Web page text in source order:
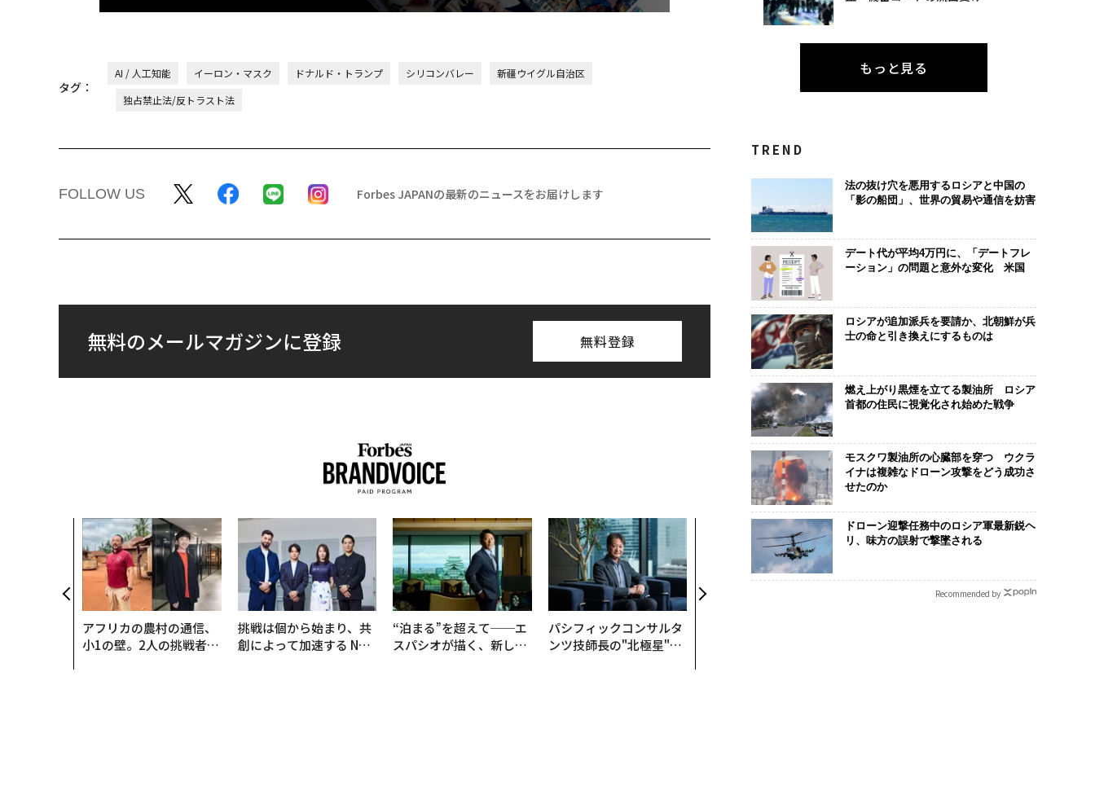
タグ：
AI / 人工知能 イーロン・マスク ドナルド・トランプ シリコンバレー
新疆ウイグル自治区
独占禁止法/反トラスト法
FOLLOW US Forbes JAPANの最新のニュースをお届けします
無料のメールマガジンに登録 無料登録
アフリカの農村の通信、
小1の壁。2人の挑戦者が
挑戦は個から始まり、共
創によって加速する NOR
“泊まる”を超えて──エ
スパシオが描く、新しい
パシフィックコンサルタ
ンツ技師長の"北極星"。
〜決断する人のAI〜AI時
代の金融パラダイムシフ
ト、「超個別化」の核心
【MUFG×ウェルスナビ
「誠実さ」は競争力にな
学
目先の転職で
支援とは
もっと見る
TREND
法の抜け穴を悪用するロシアと中国の
「影の船団」、世界の貿易や通信を妨害
デート代が平均4万円に、「デートフレ
ーション」の問題と意外な変化 米国
ロシアが追加派兵を要請か、北朝鮮が兵
士の命と引き換えにするものは
燃え上がり黒煙を立てる製油所 ロシア
首都の住民に視覚化され始めた戦争
モスクワ製油所の心臓部を穿つ ウクラ
イナは複雑なドローン攻撃をどう成功さ
せたのか
ドローン迎撃任務中のロシア軍最新鋭ヘ
リ、味方の誤射で撃墜される
Recommended by